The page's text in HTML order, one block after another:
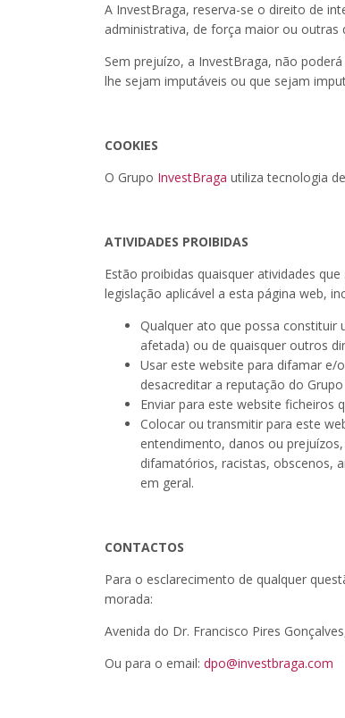
A InvestBraga, reserva-se o direito de
administrativa, de força maior ou
Sem prejuízo, a InvestBraga, não
lhe sejam imputáveis ou que sejam
COOKIES
O Grupo InvestBraga utiliza tecnologia
ATIVIDADES PROIBIDAS
Estão proibidas quaisquer atividades
legislação aplicável a esta página web,
Qualquer ato que possa constituir
afetada) ou de quaisquer outros
Usar este website para difamar e/
desacreditar a reputação do
Enviar para este website ficheiros
Colocar ou transmitir para este
entendimento, danos ou
difamatórios, racistas, obscenos,
em geral.
CONTACTOS
Para o esclarecimento de qualquer
morada:
Avenida do Dr. Francisco Pires
Ou para o email: dpo@investbraga.com